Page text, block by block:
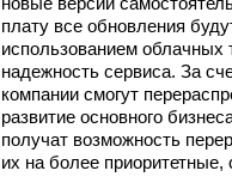
плату все обновления
использованием облачных
надежность сервиса. За
компании смогут
развитие основного
получат возможность
их на более приоритетные,